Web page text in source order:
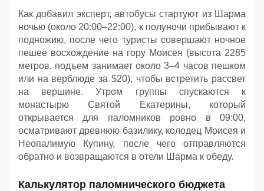
Как добавил эксперт, автобусы стартуют из Шарма
ночью (около 20:00–22:00), к полуночи прибывают к
подножию, после чего туристы совершают ночное
пешее восхождение на гору Моисея (высота 2285
метров, подъем занимает около 3–4 часов пешком
или на верблюде за $20), чтобы встретить рассвет
на вершине. Утром группы спускаются к
монастырю Святой Екатерины, который
открывается для паломников ровно в 09:00,
осматривают древнюю базилику, колодец Моисея и
Неопалимую Купину, после чего отправляются
обратно и возвращаются в отели Шарма к обеду.
Калькулятор паломнического бюджета